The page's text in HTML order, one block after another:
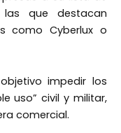
las que destacan
como Cyberlux o
impedir los
uso” civil y militar,
comercial.